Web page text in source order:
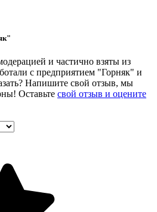
и частично взяты из
с предприятием "Горняк" и
Напишите свой отзыв, мы
Оставьте свой отзыв и оцените